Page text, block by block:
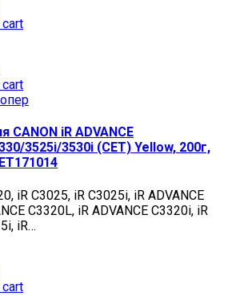
CANON iR ADVANCE
3525i/3530i (CET) Yellow, 200г,
iR C3025, iR C3025i, iR ADVANCE
C3320L, iR ADVANCE C3320i, iR
iR…